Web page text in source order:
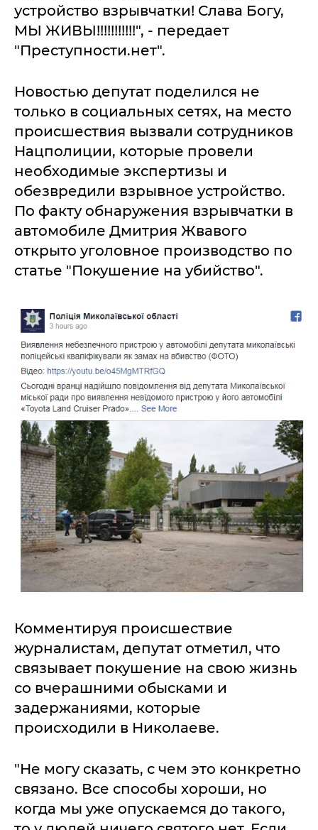
устройство взрывчатки! Слава Богу,
МЫ ЖИВЫ!!!!!!!!!!!", - передает
"Преступности.нет".
Новостью депутат поделился не
только в социальных сетях, на место
происшествия вызвали сотрудников
Нацполиции, которые провели
необходимые экспертизы и
обезвредили взрывное устройство.
По факту обнаружения взрывчатки в
автомобиле Дмитрия Жвавого
открыто уголовное производство по
статье "Покушение на убийство".
Комментируя происшествие
журналистам, депутат отметил, что
связывает покушение на свою жизнь
со вчерашними обысками и
задержаниями, которые
происходили в Николаеве.
"Не могу сказать, с чем это конкретно
связано. Все способы хороши, но
когда мы уже опускаемся до такого,